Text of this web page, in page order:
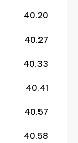
40.20
40.27
40.33
40.41
40.57
40.58